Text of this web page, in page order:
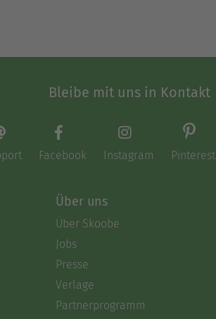
Bleibe mit uns in Kontakt
Facebook Instagram Pinterest
Über uns
Über Skoobe
Jobs
Presse
Verlage
Partnerprogramm